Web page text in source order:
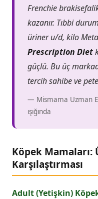
Frenchie
kazanır. Tıbbi
üriner u/d, kilo
Prescription Diet
güçlü. Bu üç
tercih sahibe ve
— Mismama Uzman
ışığında
Köpek Mamaları:
Karşılaştırması
Adult (Yetişkin)